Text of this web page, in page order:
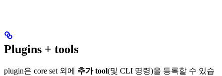
Plugins + tools
plugin은 core set 외에 추가 tool(및 CLI 명령)을 등록할 수 있습